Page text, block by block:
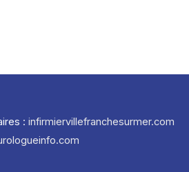
: infirmiervillefranchesurmer.com